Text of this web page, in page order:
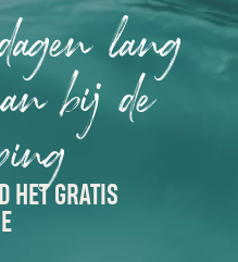
lang
bij de
HET GRATIS